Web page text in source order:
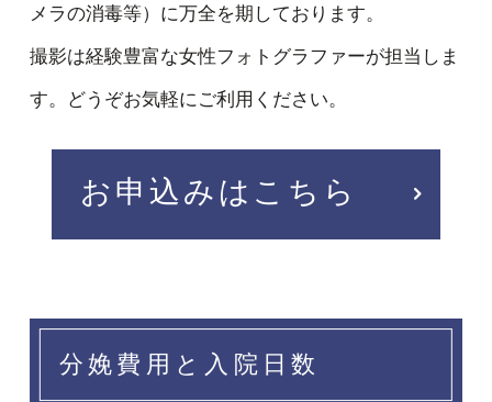
メラの消毒等）に万全を期しております。
撮影は経験豊富な女性フォトグラファーが担当しま
す。どうぞお気軽にご利用ください。
お申込みはこちら
分娩費用と入院日数